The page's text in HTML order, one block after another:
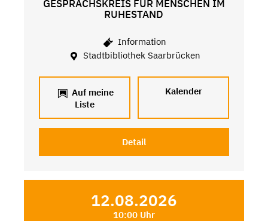
GESPRÄCHSKREIS FÜR MENSCHEN IM
RUHESTAND
Information
Stadtbibliothek Saarbrücken
Auf meine
Liste
Kalender
Detail
12.08.2026
10:00 Uhr